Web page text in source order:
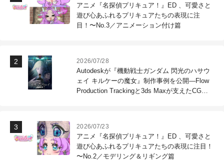
アニメ『名探偵プリキュア！』ED 、可愛さと
遊び心あふれるプリキュアたちの表現に注
目！〜No.3／アニメーション付け篇
2026/07/28
Autodeskが『機動戦士ガンダム 閃光のハサウ
ェイ キルケーの魔女』制作事例を公開―Flow
Production Trackingと3ds Maxが支えたCG制
2026/07/23
アニメ『名探偵プリキュア！』ED 、可愛さと
遊び心あふれるプリキュアたちの表現に注目！
〜No.2／モデリング＆リギング篇